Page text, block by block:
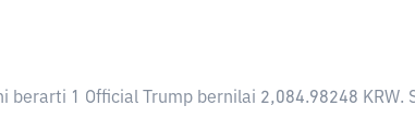
berarti 1 Official Trump bernilai 2,084.98248